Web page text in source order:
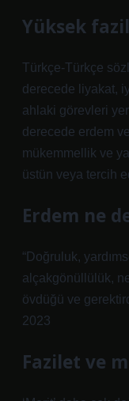
Yüksek
Türkçe-Türkçe
derecede liyakat,
ahlaki görevleri
derecede erdem
mükemmellik ve
üstün veya tercih
Erdem ne
“Doğruluk,
alçakgönüllülük,
övdüğü ve
2023
Fazilet ve